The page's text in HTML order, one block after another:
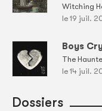
Witching
le 19 juil.
Boys
The
le 14 juil.
Dossiers